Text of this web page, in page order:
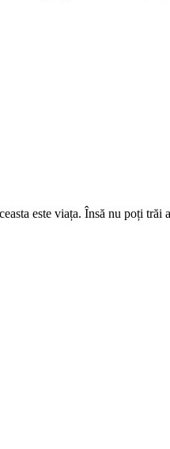
este viața. Însă nu poți trăi